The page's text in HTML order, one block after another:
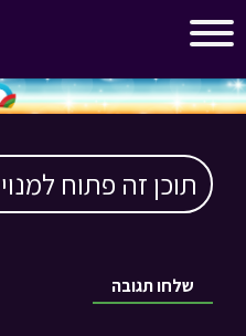
תוכן זה פתוח
שלחו תגובה